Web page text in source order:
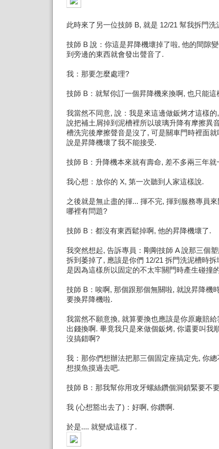
此時來了另一位技師 B, 就是 12/21 幫我拆門洗
技師 B 說：你這是昇降機壞掉了啦, 他的間隙
到旁邊的東西就會發出聲音了.
我：那要怎麼處理?
技師 B：就幫你訂一個昇降機來換啊, 也只能這
我當然不同意, 說：我是來這邊做鈑烤才這樣
說把補土屑掉到泥槽裡所以玻璃升降有摩擦異
槽洗完後摩擦聲音是沒了, 可是關車門時裡面
說是昇降機壞了我不能接受.
技師 B：升降機本來就有壽命, 差不多兩三年就
我心想：放你的 X, 第一次聽到人家這樣說.
之後就是無止盡的揮... 揮不完, 揮到服務專員
哪裡有問題?
技師 B：都沒有東西鬆掉啊, 他的昇降機壞了.
我突然想起, 告訴專員：剛剛技師 A 說那三個
拆到萎掉了, 應該是你們 12/21 拆門洗泥槽時
是因為這樣所以固定的不太牢關門時產生碰撞
技師 B：唉啊, 那個跟那個無關啦, 就說昇降機
要換昇降機啦.
我當然不願意換, 就算要換也應該是你原廠賠
出錢換啊. 畢竟我只是來做個鈑烤, 你還要叫我
沒搞錯啊?
我：那你們想辦法把那三個固定座搞定先, 你
想摸魚摸過去吧.
技師 B：那我幫你用攻牙螺絲鑽個洞鎖緊要不
我 (心想豁出去了)：好啊, 你鑽啊.
於是.... 就變成這樣了.